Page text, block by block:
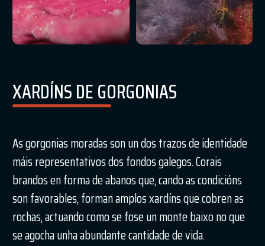
XARDÍNS DE GORGONIAS
As gorgonias moradas son un dos trazos de identidade
máis representativos dos fondos galegos. Corais
brandos en forma de abanos que, cando as condicións
son favorables, forman amplos xardíns que cobren as
rochas, actuando como se fose un monte baixo no que
se agocha unha abundante cantidade de vida.